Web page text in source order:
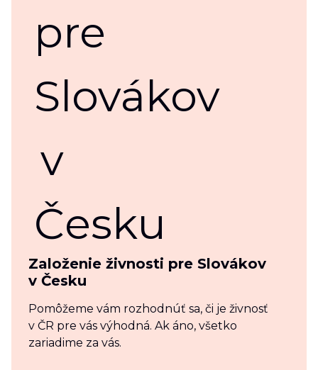
Založenie živnosti pre Slovákov
v Česku
Pomôžeme vám rozhodnúť sa, či je živnosť
v ČR pre vás výhodná. Ak áno, všetko
zariadime za vás.